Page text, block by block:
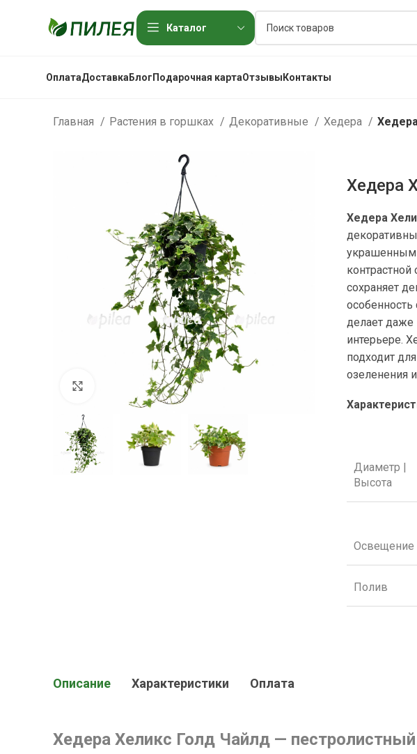
Каталог
ОплатаДоставка Блог Подарочная картаОтзывы Контакты
Главная Растения в горшках Декоративные Хедера
Нажмите, чтобы увеличить
Хедера
Хедера
контрастной
сохраняет
особенность
делает
интерьере.
подходит
озеленения
Диаметр |
Высота
Освещение
Полив
Описание Характеристики Оплата
Хедера Хеликс Голд Чайлд —